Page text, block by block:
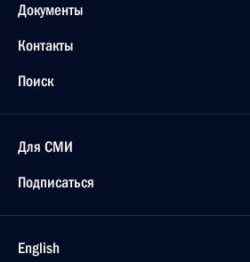
Документы
Контакты
Поиск
Для СМИ
Подписаться
English